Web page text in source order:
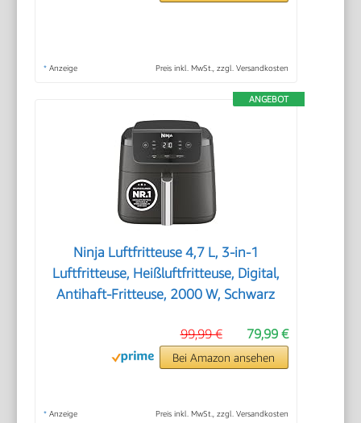
* Anzeige Preis inkl. MwSt., zzgl. Versandkosten
ANGEBOT
Ninja Luftfritteuse 4,7 L, 3-in-1
Luftfritteuse, Heißluftfritteuse, Digital,
Antihaft-Fritteuse, 2000 W, Schwarz
79,99 €
99,99 €
Bei Amazon ansehen
* Anzeige Preis inkl. MwSt., zzgl. Versandkosten